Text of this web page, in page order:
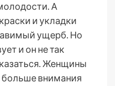
А
и укладки
ущерб. Но
и он не так
Женщины
внимания